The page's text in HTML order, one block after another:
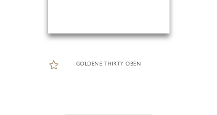
GOLDENE THIRTY OBEN